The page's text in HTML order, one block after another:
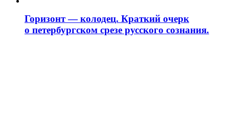
Горизонт — колодец. Краткий очерк
о петербургском срезе русского сознания.